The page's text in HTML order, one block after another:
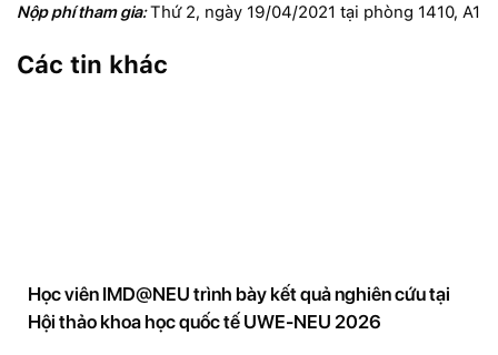
Nộp phí tham gia:Thứ 2, ngày 19/04/2021 tại phòng 1410, A1
Các tin khác
Học viên IMD@NEU trình bày kết quả nghiên cứu tại
Hội thảo khoa học quốc tế UWE-NEU 2026